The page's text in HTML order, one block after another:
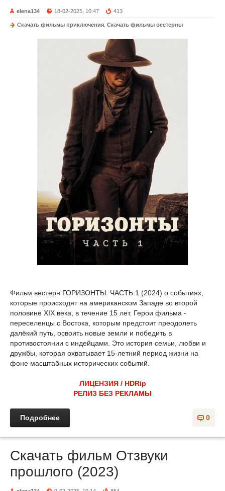
elena134 18-02-2025, 10:47 413
Скачать фильмы приключения Скачать фильмы вестерны
Фильм вестерн ГОРИЗОНТЫ: ЧАСТЬ 1 (2024) о событиях,
которые происходят на американском Западе во второй
половине XIX века, в течение 15 лет. Герои фильма -
переселенцы с Востока, которым предстоит преодолеть
далёкий путь, освоить новые земли и победить в
противостоянии с индейцами. Это история семьи, любви и
дружбы, которая охватывает 15-летний период жизни на
фоне масштабных исторических событий.
ЛИЦЕНЗИЯ / HDRip
РЕЛИЗ БЕЗ РЕКЛАМЫ
0
Подробнее
Скачать фильм Отзвуки
прошлого (2023)